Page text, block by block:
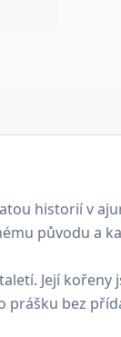
historií v
původu a
Její
bez